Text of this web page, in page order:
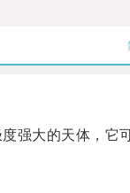
大的天体，它可